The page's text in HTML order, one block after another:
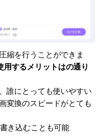
縮を行うことができま
するメリットはの通り
誰にとっても使いやすい
変換のスピードがとても
き込むことも可能